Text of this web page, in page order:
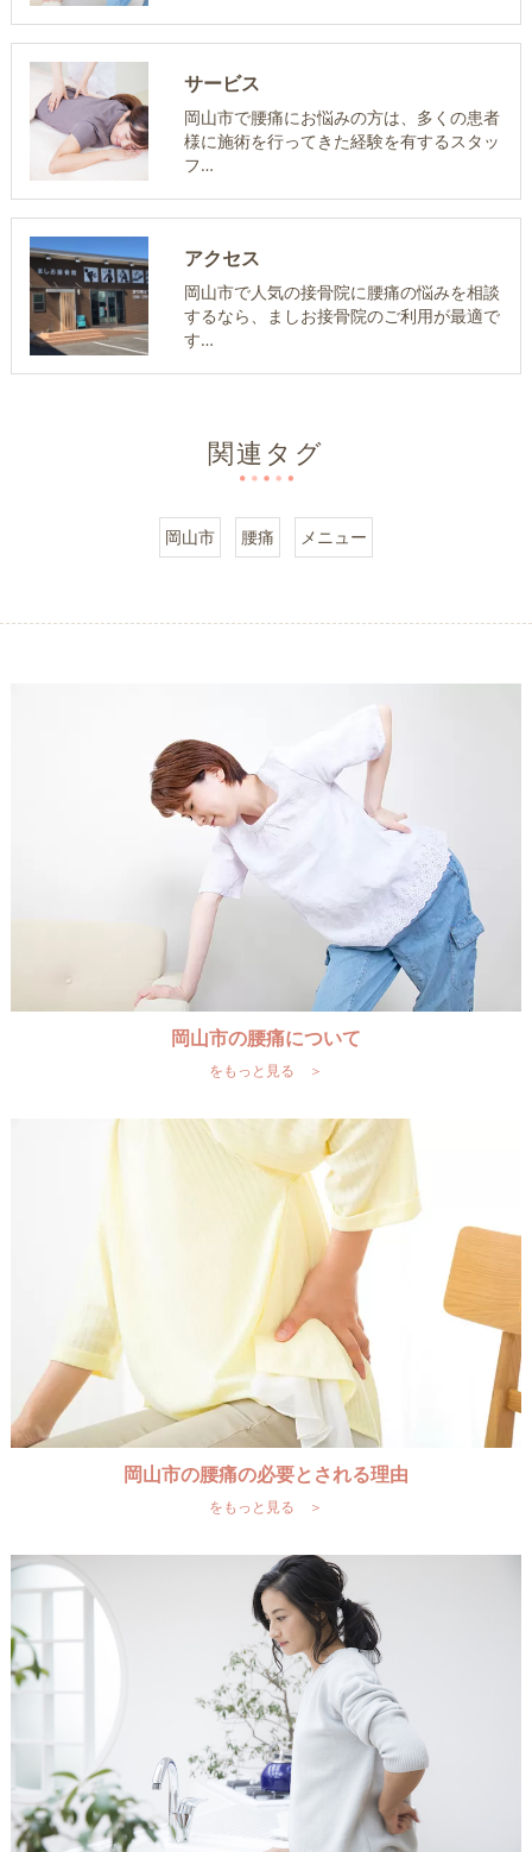
サービス
岡山市で腰痛にお悩みの方は、多くの患者
様に施術を行ってきた経験を有するスタッ
フ…
アクセス
岡山市で人気の接骨院に腰痛の悩みを相談
するなら、ましお接骨院のご利用が最適で
す…
関連タグ
岡山市 腰痛 メニュー
岡山市の腰痛について
をもっと見る ＞
岡山市の腰痛の必要とされる理由
をもっと見る ＞